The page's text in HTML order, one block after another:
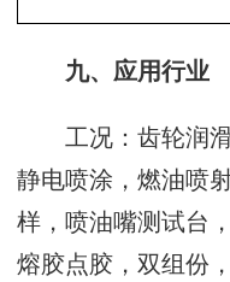
九、应用行业
工况：齿轮润滑
静电喷涂，燃油喷
样，喷油嘴测试台
熔胶点胶，双组份